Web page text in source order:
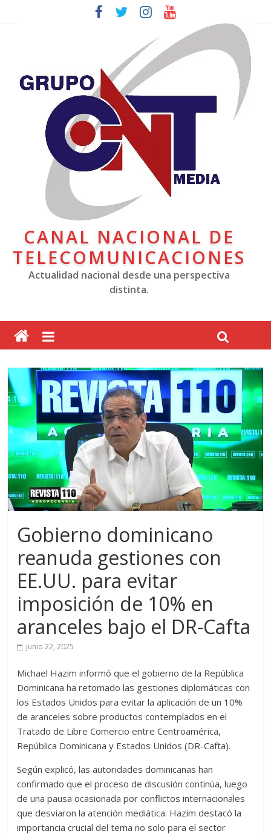
CANAL NACIONAL DE
TELECOMUNICACIONES
Actualidad nacional desde una perspectiva
distinta.
Gobierno dominicano
reanuda gestiones con
EE.UU. para evitar
imposición de 10% en
aranceles bajo el DR-Cafta
junio 22, 2025
Michael Hazim informó que el gobierno de la República
Dominicana ha retomado las gestiones diplomáticas con
los Estados Unidos para evitar la aplicación de un 10%
de aranceles sobre productos contemplados en el
Tratado de Libre Comercio entre Centroamérica,
República Dominicana y Estados Unidos (DR-Cafta).
Según explicó, las autoridades dominicanas han
confirmado que el proceso de discusión continúa, luego
de una pausa ocasionada por conflictos internacionales
que desviaron la atención mediática. Hazim destacó la
importancia crucial del tema no solo para el sector